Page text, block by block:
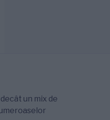
un mix de